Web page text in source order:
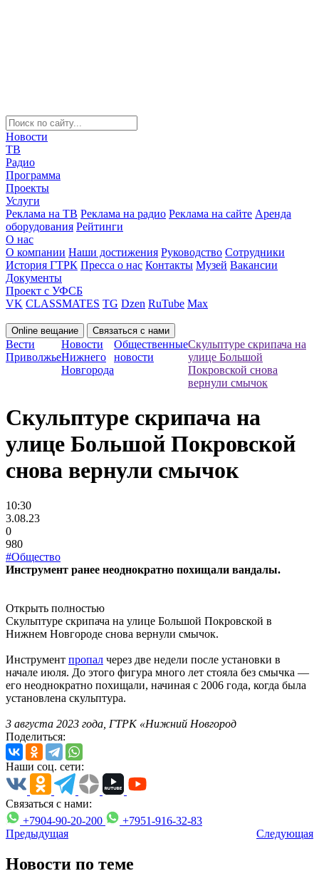
Новости
ТВ
Радио
Программа
Проекты
Услуги
Реклама на ТВ Реклама на радио Реклама на сайте Аренда
оборудования Рейтинги
О нас
О компании Наши достижения Руководство Сотрудники
История ГТРК Пресса о нас Контакты Музей Вакансии
Документы
Проект с УФСБ
VK CLASSMATES TG Dzen RuTube Max
Online вещание Связаться с нами
Вести
Приволжье
Новости
Нижнего
Новгорода
Общественные
новости
Скульптуре скрипача на
улице Большой
Покровской снова
вернули смычок
Скульптуре скрипача на
улице Большой Покровской
снова вернули смычок
10:30
3.08.23
0
980
#Общество
Инструмент ранее неоднократно похищали вандалы.
Открыть полностью
Скульптуре скрипача на улице Большой Покровской в
Нижнем Новгороде снова вернули смычок.
Инструмент пропал через две недели после установки в
начале июля. До этого фигура много лет стояла без смычка —
его неоднократно похищали, начиная с 2006 года, когда была
установлена скульптура.
3 августа 2023 года, ГТРК «Нижний Новгород
Поделиться:
Наши соц. сети:
Связаться с нами:
+7904-90-20-200
+7951-916-32-83
Предыдущая
Следующая
Новости по теме